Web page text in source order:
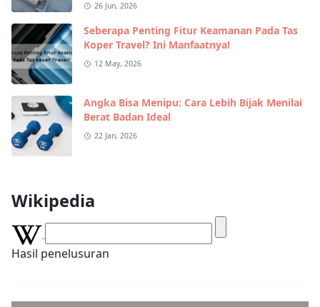
26 Jun, 2026
Seberapa Penting Fitur Keamanan Pada Tas
Koper Travel? Ini Manfaatnya!
12 May, 2026
Angka Bisa Menipu: Cara Lebih Bijak Menilai
Berat Badan Ideal
22 Jan, 2026
Wikipedia
Hasil penelusuran